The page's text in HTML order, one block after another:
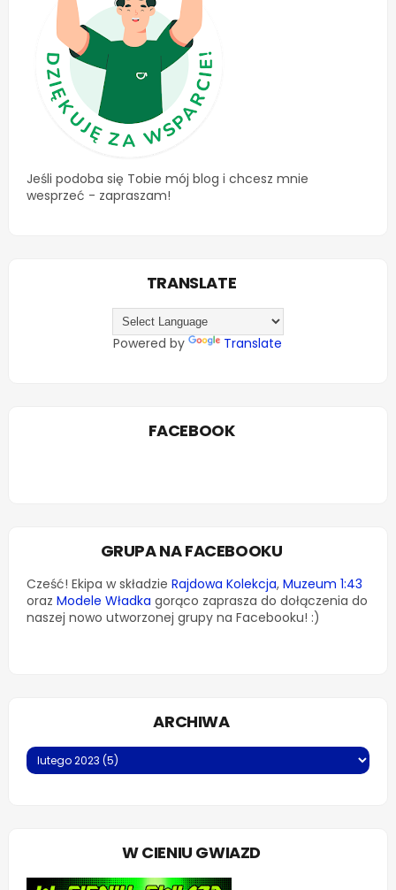
Jeśli podoba się Tobie mój blog i chcesz mnie
wesprzeć - zapraszam!
TRANSLATE
Powered by Translate
FACEBOOK
GRUPA NA FACEBOOKU
Cześć! Ekipa w składzie Rajdowa Kolekcja, Muzeum 1:43
oraz Modele Władka gorąco zaprasza do dołączenia do
naszej nowo utworzonej grupy na Facebooku! :)
ARCHIWA
W CIENIU GWIAZD